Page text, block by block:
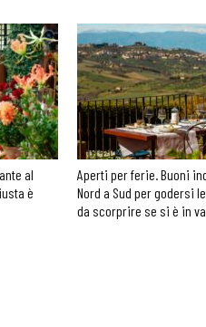
al
è
Aperti per ferie. Buoni
Nord a Sud per godersi
da scorprire se si è in